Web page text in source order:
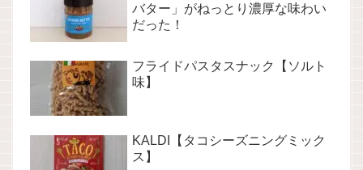
バター」がねっとり濃厚な味わい
だった！
フライドパスタスナック【ソルト
味】
KALDI【タコシーズニングミック
ス】